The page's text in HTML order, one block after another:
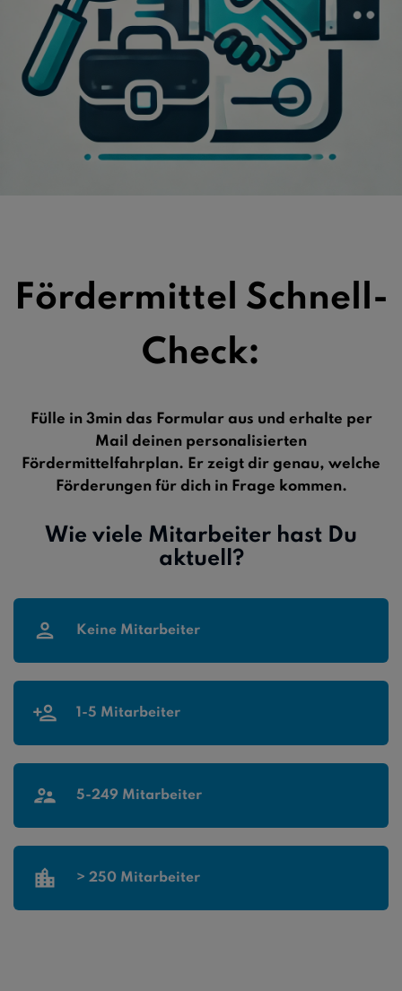
Fördermittel Schnell-
Check:
Fülle in 3min das Formular aus und erhalte per
Mail deinen personalisierten
Fördermittelfahrplan. Er zeigt dir genau, welche
Förderungen für dich in Frage kommen.
Wie viele Mitarbeiter hast Du
aktuell?
Keine Mitarbeiter
1-5 Mitarbeiter
5-249 Mitarbeiter
> 250 Mitarbeiter